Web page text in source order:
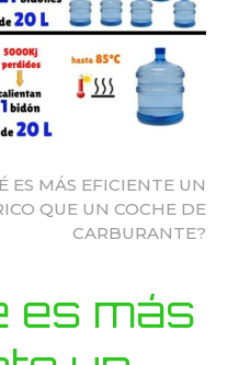
ES MÁS EFICIENTE UN
QUE UN COCHE DE
CARBURANTE?
es más